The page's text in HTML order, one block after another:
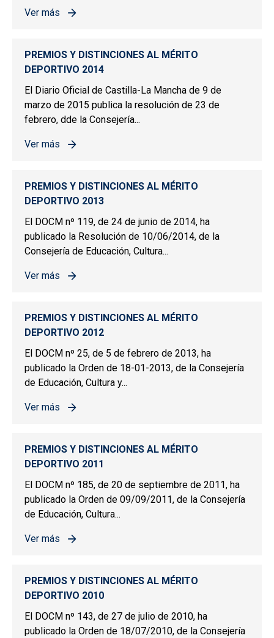
Ver más
sobre PREMIOS Y DISTINCIONES AL MÉRITO
PREMIOS Y DISTINCIONES AL MÉRITO
DEPORTIVO 2014
El Diario Oficial de Castilla-La Mancha de 9 de
marzo de 2015 publica la resolución de 23 de
febrero, dde la Consejería...
Ver más
sobre PREMIOS Y DISTINCIONES AL MÉRITO
PREMIOS Y DISTINCIONES AL MÉRITO
DEPORTIVO 2013
El DOCM nº 119, de 24 de junio de 2014, ha
publicado la Resolución de 10/06/2014, de la
Consejería de Educación, Cultura...
Ver más
sobre PREMIOS Y DISTINCIONES AL MÉRITO
PREMIOS Y DISTINCIONES AL MÉRITO
DEPORTIVO 2012
El DOCM nº 25, de 5 de febrero de 2013, ha
publicado la Orden de 18-01-2013, de la Consejería
de Educación, Cultura y...
Ver más
sobre PREMIOS Y DISTINCIONES AL MÉRITO
PREMIOS Y DISTINCIONES AL MÉRITO
DEPORTIVO 2011
El DOCM nº 185, de 20 de septiembre de 2011, ha
publicado la Orden de 09/09/2011, de la Consejería
de Educación, Cultura...
Ver más
sobre PREMIOS Y DISTINCIONES AL MÉRITO
PREMIOS Y DISTINCIONES AL MÉRITO
DEPORTIVO 2010
El DOCM nº 143, de 27 de julio de 2010, ha
publicado la Orden de 18/07/2010, de la Consejería